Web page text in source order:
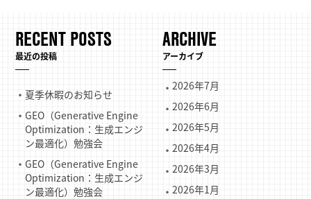
RECENT POSTS
最近の投稿
夏季休暇のお知らせ
GEO（Generative Engine
Optimization：生成エンジ
ン最適化）勉強会
GEO（Generative Engine
Optimization：生成エンジ
ン最適化）勉強会
ARCHIVE
アーカイブ
2026年7月
2026年6月
2026年5月
2026年4月
2026年3月
2026年1月